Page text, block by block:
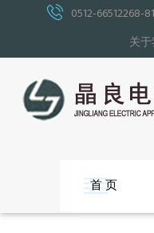
0512-66512268-
关
首 页